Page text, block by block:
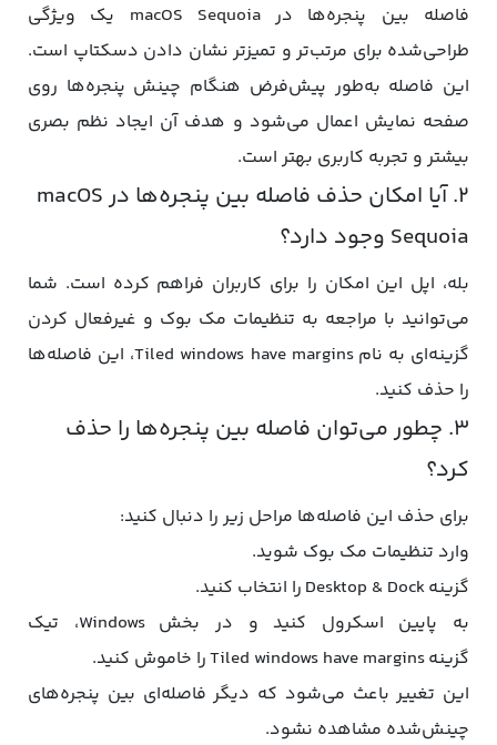
فاصله بین پنجره‌ها در macOS Sequoia یک ویژگی
طراحی‌شده برای مرتب‌تر و تمیزتر نشان دادن دسکتاپ است.
این فاصله به‌طور پیش‌فرض هنگام چینش پنجره‌ها روی
صفحه نمایش اعمال می‌شود و هدف آن ایجاد نظم بصری
بیشتر و تجربه کاربری بهتر است.
۲. آیا امکان حذف فاصله بین پنجره‌ها در macOS
Sequoia وجود دارد؟
بله، اپل این امکان را برای کاربران فراهم کرده است. شما
می‌توانید با مراجعه به تنظیمات مک بوک و غیرفعال کردن
گزینه‌ای به نام Tiled windows have margins، این فاصله‌ها
را حذف کنید.
۳. چطور می‌توان فاصله بین پنجره‌ها را حذف
کرد؟
برای حذف این فاصله‌ها مراحل زیر را دنبال کنید:
وارد تنظیمات مک بوک شوید.
گزینه Desktop & Dock را انتخاب کنید.
به پایین اسکرول کنید و در بخش Windows، تیک
گزینه Tiled windows have margins را خاموش کنید.
این تغییر باعث می‌شود که دیگر فاصله‌ای بین پنجره‌های
چینش‌شده مشاهده نشود.